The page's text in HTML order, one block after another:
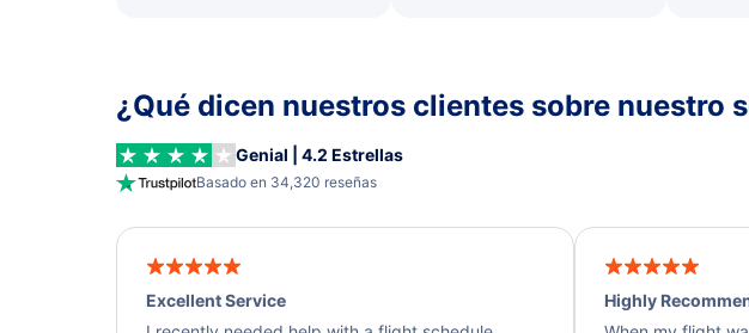
¿Qué dicen nuestros clientes sobre nuestro
Genial | 4.2 Estrellas
Basado en 34,320 reseñas
Excellent Service
Highly